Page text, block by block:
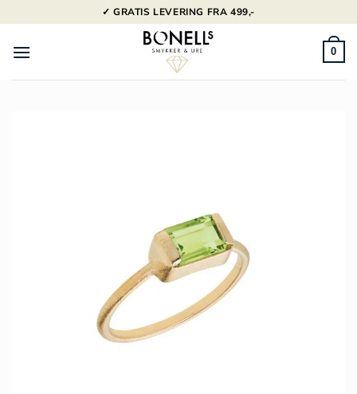
til
indhold
✓ GRATIS LEVERING FRA 499,-
0